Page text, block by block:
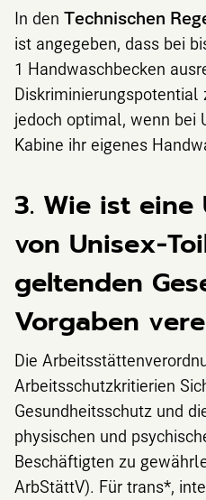
In den Technischen
ist angegeben, dass bei
1 Handwaschbecken
Diskriminierungspotential
jedoch optimal, wenn bei
Kabine ihr eigenes
3. Wie ist eine
von Unisex-
geltenden
Vorgaben
Die
Arbeitsschutzkritierien
Gesundheitsschutz und
physischen und
Beschäftigten zu
ArbStättV). Für trans*,